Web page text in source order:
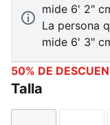
mide 6' 2"
La persona
mide 6' 3"
50% DE
Talla